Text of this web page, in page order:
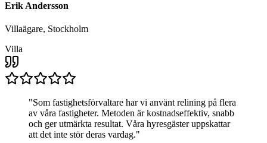
Erik Andersson
Villaägare, Stockholm
Villa
"Som fastighetsförvaltare har vi använt relining på flera
av våra fastigheter. Metoden är kostnadseffektiv, snabb
och ger utmärkta resultat. Våra hyresgäster uppskattar
att det inte stör deras vardag."